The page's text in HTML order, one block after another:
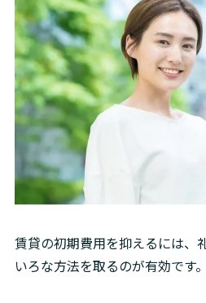
賃貸の初期費用を抑えるには、
いろな方法を取るのが有効です。